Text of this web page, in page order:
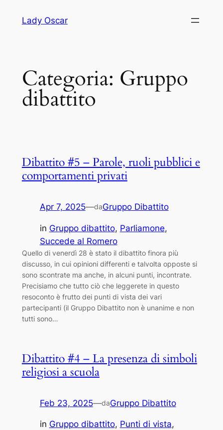
Lady Oscar
Categoria: Gruppo
dibattito
Dibattito #5 – Parole, ruoli pubblici e
comportamenti privati
Apr 7, 2025—daGruppo Dibattito
in Gruppo dibattito, Parliamone
Succede al Romero
Quello di venerdì 28 è stato il dibattito finora più
discusso, in cui opinioni differenti e talvolta opposte si
sono scontrate ma anche, in alcuni punti, incontrate.
Precisiamo che tutto ciò che leggerete in questo
resoconto è frutto dei punti di vista dei vari
partecipanti (il Gruppo Dibattito non è unanime e non
tutti sono…
Dibattito #4 – La presenza di simboli
religiosi a scuola
Feb 23, 2025—daGruppo Dibattito
in Gruppo dibattito, Punti di vista